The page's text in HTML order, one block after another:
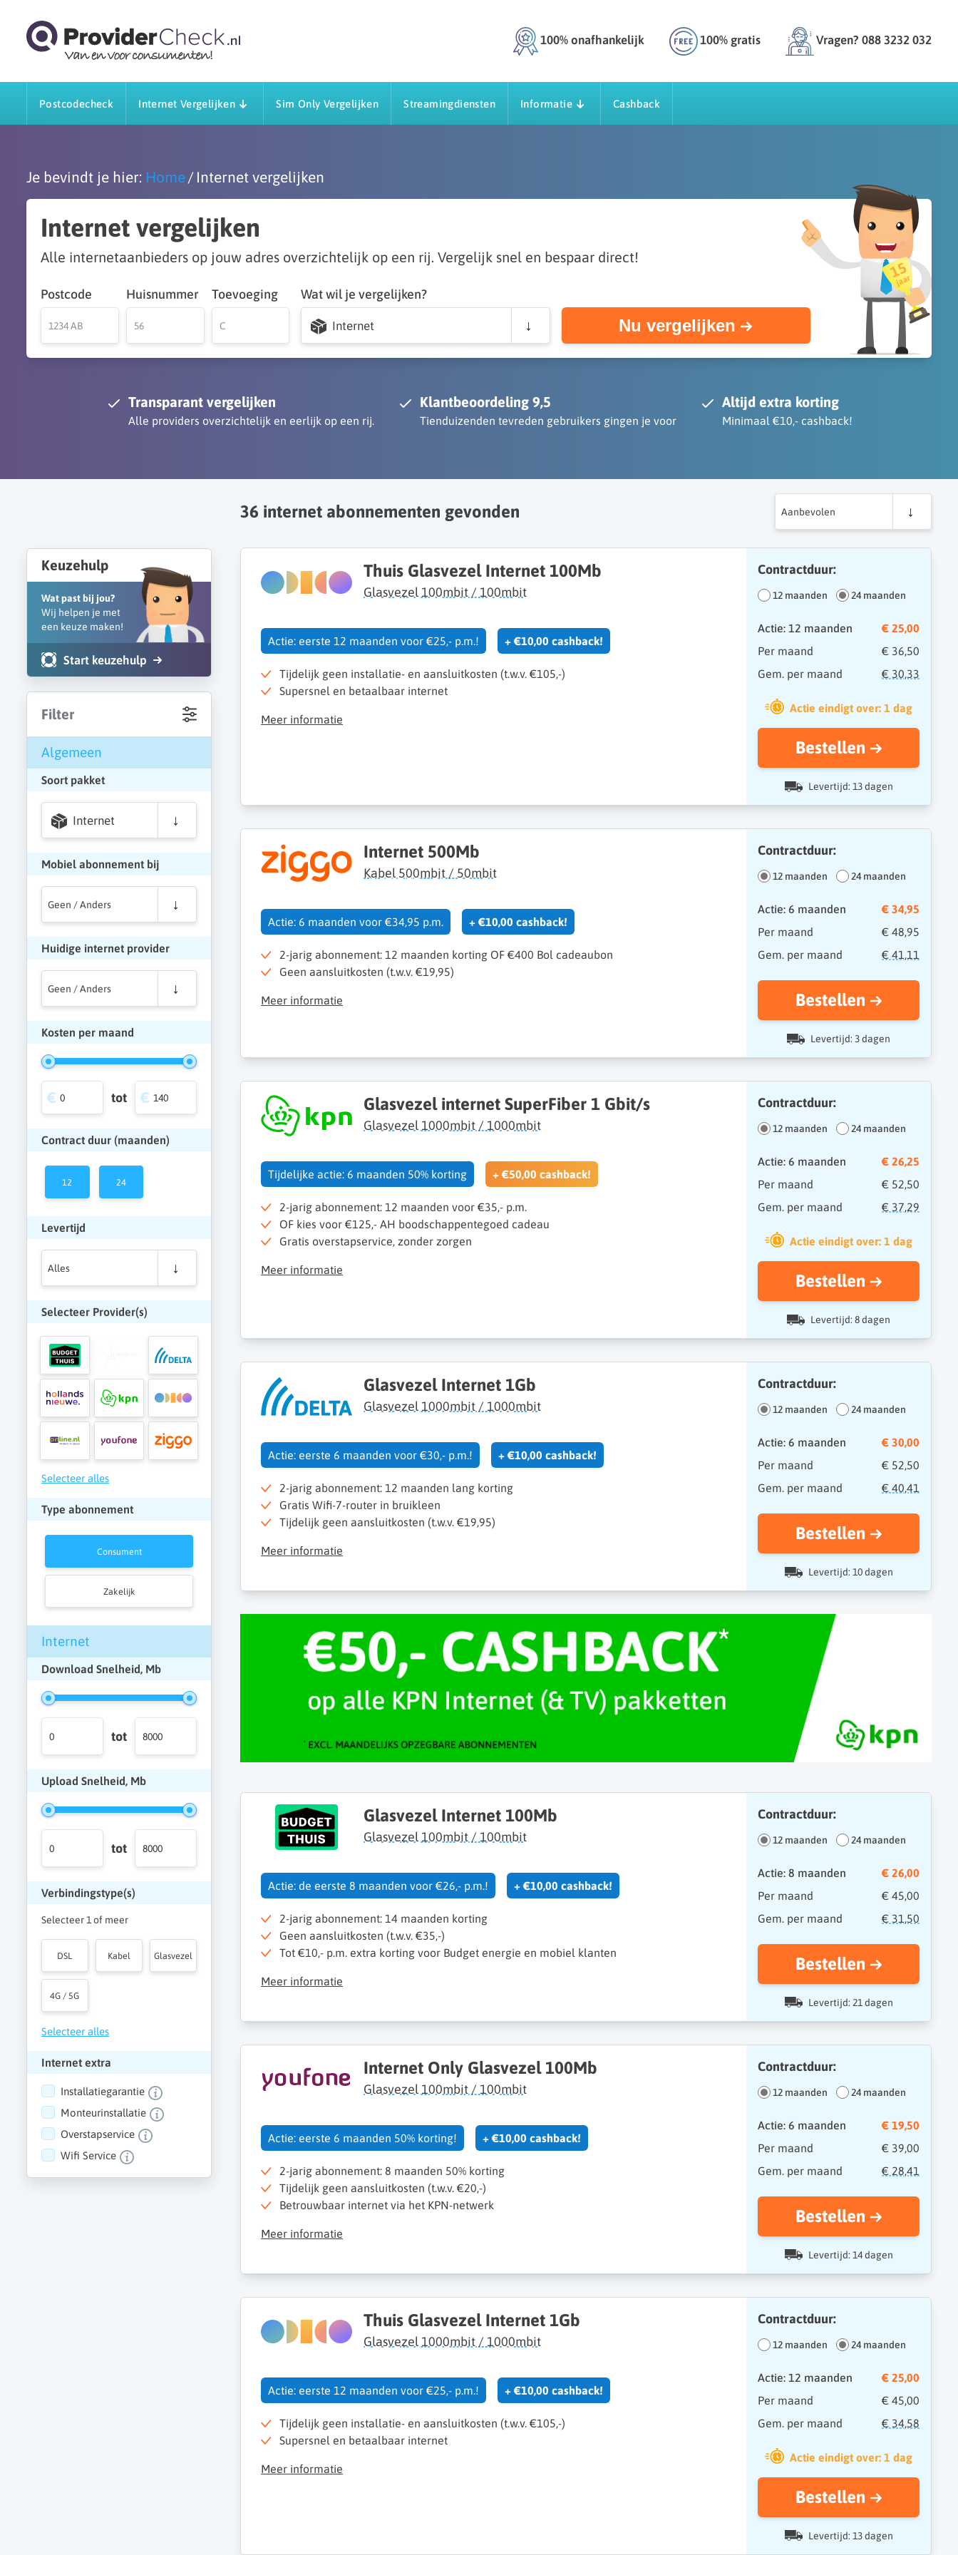
100% onafhankelijk 100% gratis Vragen? 088 3232 032
Postcodecheck Internet Vergelijken Sim Only Vergelijken Streamingdiensten Informatie Cashback
Je bevindt je hier: Home Internet vergelijken
Internet vergelijken
Alle internetaanbieders op jouw adres overzichtelijk op een rij. Vergelijk snel en bespaar direct!
Postcode Huisnummer Toevoeging Wat wil je vergelijken?
Internet Nu vergelijken
Transparant vergelijken
Alle providers overzichtelijk en eerlijk op een rij.
Klantbeoordeling 9,5
Tienduizenden tevreden gebruikers gingen je voor
Altijd extra korting
Minimaal €10,- cashback!
Keuzehulp
Wat past bij jou?
Wij helpen je met
een keuze maken!
Start keuzehulp
Filter
Algemeen
Soort pakket
Internet
Mobiel abonnement bij
Geen / Anders
Huidige internet provider
Geen / Anders
Kosten per maand
tot
Contract duur (maanden)
12 24
Levertijd
Alles
Selecteer Provider(s)
Selecteer alles
Type abonnement
Consument
Zakelijk
Internet
Download Snelheid, Mb
tot
Upload Snelheid, Mb
tot
Verbindingstype(s)
Selecteer 1 of meer
DSL Kabel Glasvezel
4G / 5G
Selecteer alles
Internet extra
Installatiegarantie
Monteurinstallatie
Overstapservice
Wifi Service
36 internet abonnementen gevonden Aanbevolen
Thuis Glasvezel Internet 100Mb
Glasvezel 100mbit / 100mbit
Actie: eerste 12 maanden voor €25,- p.m.! + €10,00 cashback!
Tijdelijk geen installatie- en aansluitkosten (t.w.v. €105,-)
Supersnel en betaalbaar internet
Meer informatie
Contractduur:
12 maanden 24 maanden
Actie: 12 maanden
€ 25,00
Per maand
€ 36,50
Gem. per maand
€ 30,33
Actie eindigt over: 1 dag
Bestellen
Levertijd: 13 dagen
Internet 500Mb
Kabel 500mbit / 50mbit
Actie: 6 maanden voor €34,95 p.m. + €10,00 cashback!
2-jarig abonnement: 12 maanden korting OF €400 Bol cadeaubon
Geen aansluitkosten (t.w.v. €19,95)
Meer informatie
Contractduur:
12 maanden 24 maanden
Actie: 6 maanden
€ 34,95
Per maand
€ 48,95
Gem. per maand
€ 41,11
Bestellen
Levertijd: 3 dagen
Glasvezel internet SuperFiber 1 Gbit/s
Glasvezel 1000mbit / 1000mbit
Tijdelijke actie: 6 maanden 50% korting + €50,00 cashback!
2-jarig abonnement: 12 maanden voor €35,- p.m.
OF kies voor €125,- AH boodschappentegoed cadeau
Gratis overstapservice, zonder zorgen
Meer informatie
Contractduur:
12 maanden 24 maanden
Actie: 6 maanden
€ 26,25
Per maand
€ 52,50
Gem. per maand
€ 37,29
Actie eindigt over: 1 dag
Bestellen
Levertijd: 8 dagen
Glasvezel Internet 1Gb
Glasvezel 1000mbit / 1000mbit
Actie: eerste 6 maanden voor €30,- p.m.! + €10,00 cashback!
2-jarig abonnement: 12 maanden lang korting
Gratis Wifi-7-router in bruikleen
Tijdelijk geen aansluitkosten (t.w.v. €19,95)
Meer informatie
Contractduur:
12 maanden 24 maanden
Actie: 6 maanden
€ 30,00
Per maand
€ 52,50
Gem. per maand
€ 40,41
Bestellen
Levertijd: 10 dagen
Glasvezel Internet 100Mb
Glasvezel 100mbit / 100mbit
Actie: de eerste 8 maanden voor €26,- p.m.! + €10,00 cashback!
2-jarig abonnement: 14 maanden korting
Geen aansluitkosten (t.w.v. €35,-)
Tot €10,- p.m. extra korting voor Budget energie en mobiel klanten
Meer informatie
Contractduur:
12 maanden 24 maanden
Actie: 8 maanden
€ 26,00
Per maand
€ 45,00
Gem. per maand
€ 31,50
Bestellen
Levertijd: 21 dagen
Internet Only Glasvezel 100Mb
Glasvezel 100mbit / 100mbit
Actie: eerste 6 maanden 50% korting! + €10,00 cashback!
2-jarig abonnement: 8 maanden 50% korting
Tijdelijk geen aansluitkosten (t.w.v. €20,-)
Betrouwbaar internet via het KPN-netwerk
Meer informatie
Contractduur:
12 maanden 24 maanden
Actie: 6 maanden
€ 19,50
Per maand
€ 39,00
Gem. per maand
€ 28,41
Bestellen
Levertijd: 14 dagen
Thuis Glasvezel Internet 1Gb
Glasvezel 1000mbit / 1000mbit
Actie: eerste 12 maanden voor €25,- p.m.! + €10,00 cashback!
Tijdelijk geen installatie- en aansluitkosten (t.w.v. €105,-)
Supersnel en betaalbaar internet
Meer informatie
Contractduur:
12 maanden 24 maanden
Actie: 12 maanden
€ 25,00
Per maand
€ 45,00
Gem. per maand
€ 34,58
Actie eindigt over: 1 dag
Bestellen
Levertijd: 13 dagen